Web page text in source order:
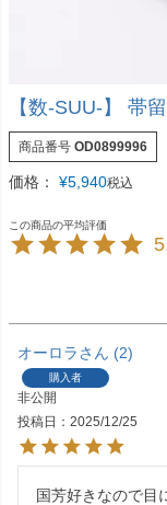
【数-SUU-】 帯
商品番号 OD0899996
価格： ¥5,940税込
オーロラ 2
購入者
非公開
投稿日
2025/12/25
国芳好きなので目